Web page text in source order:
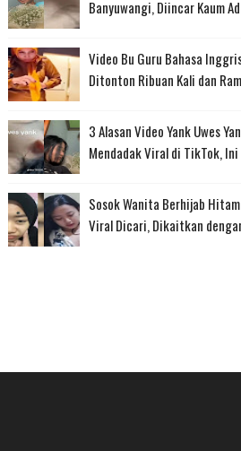
Banyuwangi, Diincar Kaum
Video Bu Guru Bahasa
Ditonton Ribuan Kali dan
3 Alasan Video Yank Uwes
Mendadak Viral di TikTok,
Sosok Wanita Berhijab
Viral Dicari, Dikaitkan